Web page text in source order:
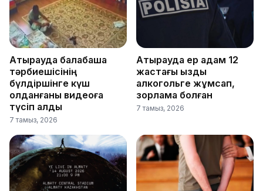
Атырауда балабақша
тәрбиешісінің
бүлдіршінге күш
қолданғаны видеоға
түсіп қалды
7 тамыз, 2026
Атырауда ер адам 12
жастағы қызды
алкогольге жұмсап,
зорламақ болған
7 тамыз, 2026